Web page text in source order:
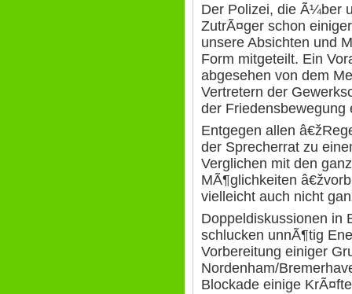
Der Polizei, die Ã¼ber
ZutrÃ¤ger schon
unsere Absichten und
Form mitgeteilt. Ein
abgesehen von dem
Vertretern der
der Friedensbewegung
Entgegen allen
der Sprecherrat zu
Verglichen mit den
MÃ¶glichkeiten
vielleicht auch nicht
Doppeldiskussionen in
schlucken unnÃ¶tig
Vorbereitung einiger
Nordenham/
Blockade einige